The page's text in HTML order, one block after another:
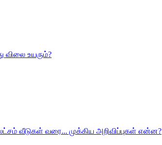
விலை உயரும்?
வீடுகள் வரை... முக்கிய அறிவிப்புகள் என்ன?